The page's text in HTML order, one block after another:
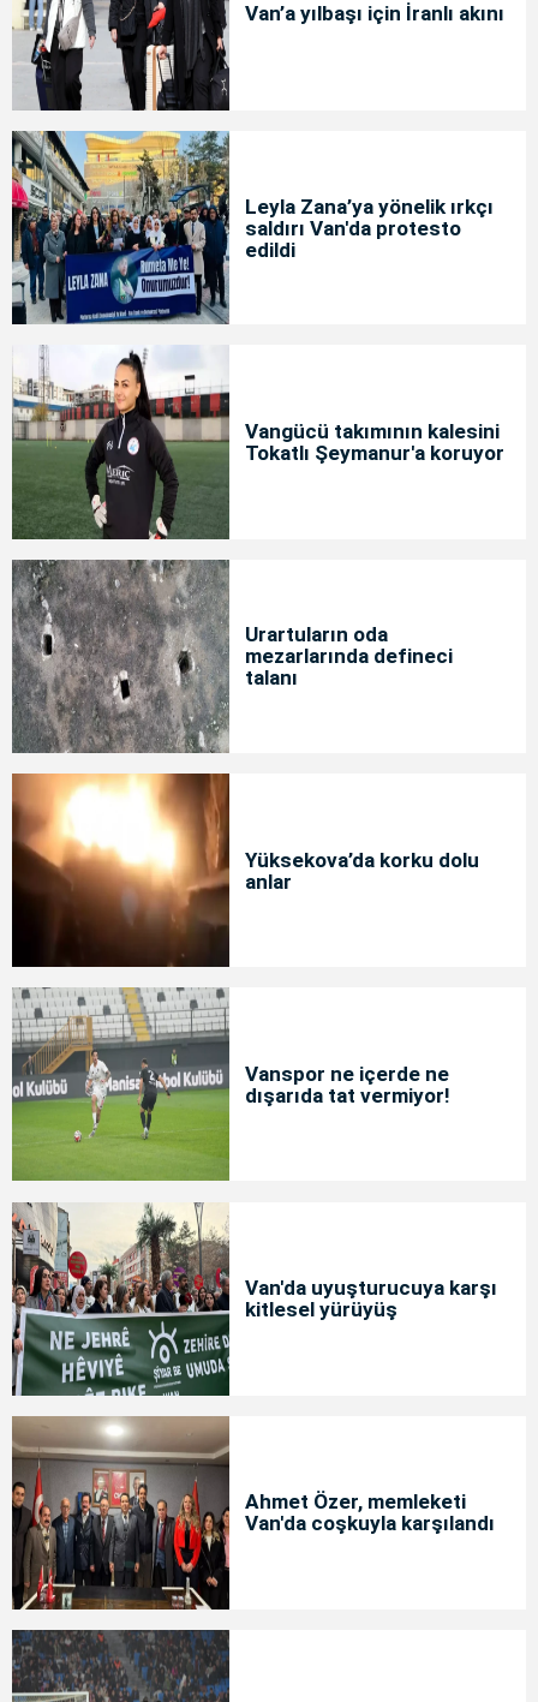
Van’a yılbaşı için İranlı akını
Leyla Zana’ya yönelik ırkçı
saldırı Van'da protesto
edildi
Vangücü takımının kalesini
Tokatlı Şeymanur'a koruyor
Urartuların oda
mezarlarında defineci
talanı
Yüksekova’da korku dolu
anlar
Vanspor ne içerde ne
dışarıda tat vermiyor!
Van'da uyuşturucuya karşı
kitlesel yürüyüş
Ahmet Özer, memleketi
Van'da coşkuyla karşılandı